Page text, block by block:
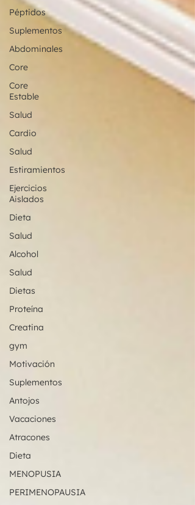
Péptidos
Suplementos
Abdominales
Core
Core
Estable
Salud
Cardio
Salud
Estiramientos
Ejercicios
Aislados
Dieta
Salud
Alcohol
Salud
Dietas
Proteína
Creatina
gym
Motivación
Suplementos
Antojos
Vacaciones
Atracones
Dieta
MENOPUSIA
PERIMENOPAUSIA